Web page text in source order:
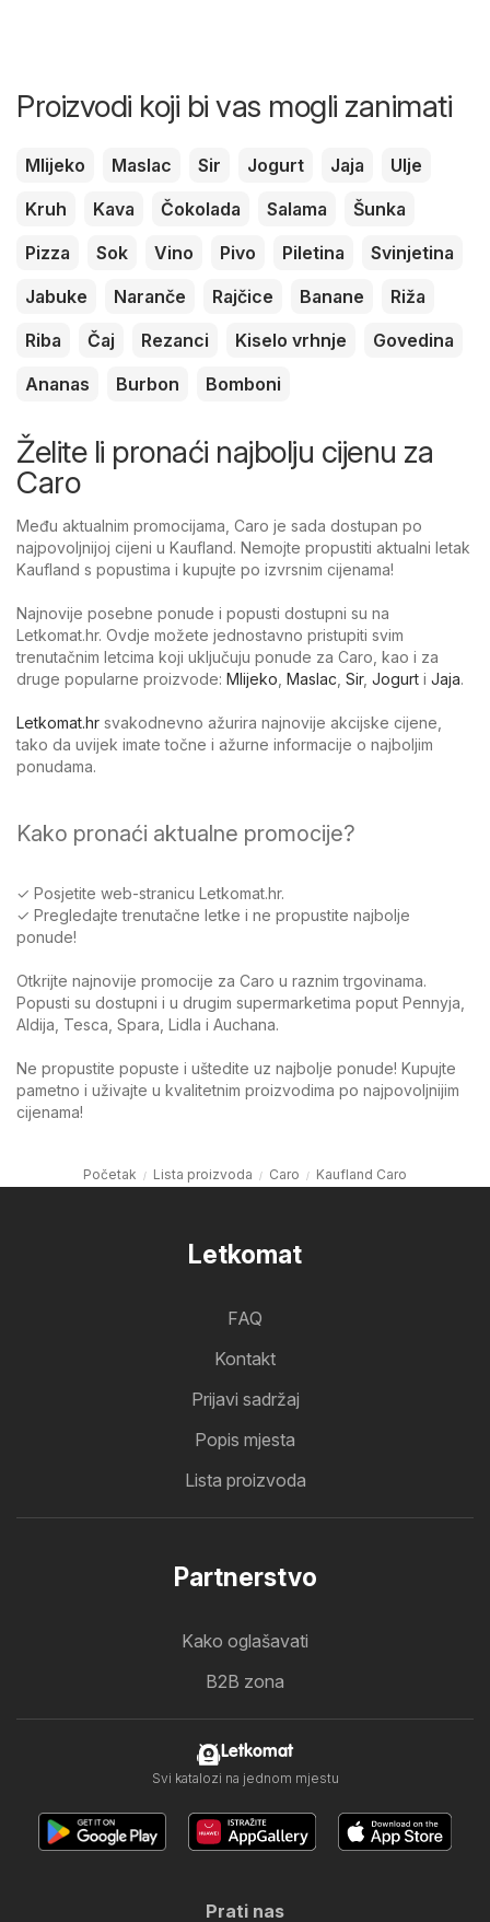
Proizvodi koji bi vas mogli zanimati
Mlijeko Maslac Sir Jogurt Jaja
Ulje
Kruh
Kava Čokolada Salama
Šunka
Pizza
Sok Vino Pivo Piletina
Svinjetina
Jabuke
Naranče Rajčice Banane
Riža
Riba
Čaj Rezanci Kiselo vrhnje
Govedina
Ananas
Burbon Bomboni
Želite li pronaći najbolju cijenu za
Caro
Među aktualnim promocijama, Caro je sada dostupan po
najpovoljnijoj cijeni u Kaufland. Nemojte propustiti aktualni letak
Kaufland s popustima i kupujte po izvrsnim cijenama!
Najnovije posebne ponude i popusti dostupni su na
Letkomat.hr. Ovdje možete jednostavno pristupiti svim
trenutačnim letcima koji uključuju ponude za Caro, kao i za
druge popularne proizvode: Mlijeko Maslac Sir, Jogurt i Jaja.
Letkomat.hr svakodnevno ažurira najnovije akcijske cijene,
tako da uvijek imate točne i ažurne informacije o najboljim
ponudama.
Kako pronaći aktualne promocije?
✓ Posjetite web-stranicu Letkomat.hr.
✓ Pregledajte trenutačne letke i ne propustite najbolje
ponude!
Otkrijte najnovije promocije za Caro u raznim trgovinama.
Popusti su dostupni i u drugim supermarketima poput Pennyja,
Aldija, Tesca, Spara, Lidla i Auchana.
Ne propustite popuste i uštedite uz najbolje ponude! Kupujte
pametno i uživajte u kvalitetnim proizvodima po najpovoljnijim
cijenama!
Početak Lista proizvoda Caro Kaufland Caro
Letkomat
FAQ
Kontakt
Prijavi sadržaj
Popis mjesta
Lista proizvoda
Partnerstvo
Kako oglašavati
B2B zona
Letkomat
Svi katalozi na jednom mjestu
Prati nas